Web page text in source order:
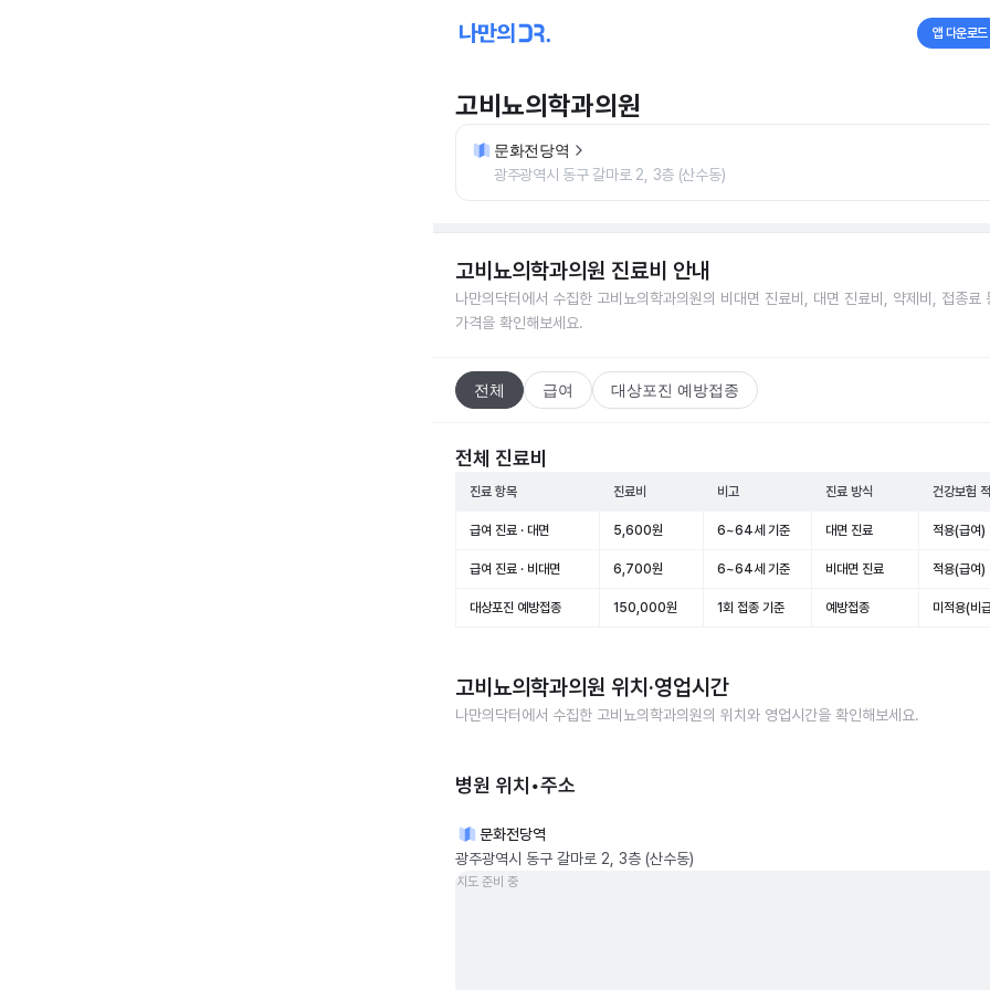
앱 다운로드
고비뇨의학과의원
문화전당역
광주광역시 동구 갈마로 2, 3층 (산수동)
고비뇨의학과의원 진료비 안내
나만의닥터에서 수집한 고비뇨의학과의원의 비대면 진료비, 대면 진료비, 약제비, 접종료
가격을 확인해보세요.
전체 급여 대상포진 예방접종
전체 진료비
진료 항목 진료비 비고 진료 방식 건강보험
급여 진료 · 대면 5,600원 6~64세 기준 대면 진료 적용(급여)
급여 진료 · 비대면 6,700원 6~64세 기준 비대면 진료 적용(급여)
대상포진 예방접종 150,000원 1회 접종 기준 예방접종 미적용(비
고비뇨의학과의원 위치·영업시간
나만의닥터에서 수집한 고비뇨의학과의원의 위치와 영업시간을 확인해보세요.
병원 위치•주소
문화전당역
광주광역시 동구 갈마로 2, 3층 (산수동)
지도 준비 중